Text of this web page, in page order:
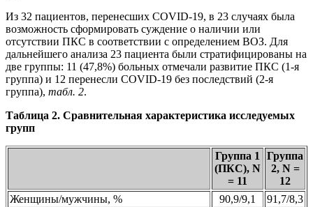
Из 32 пациентов, перенесших COVID-19, в 23 случаях была
возможность сформировать суждение о наличии или
отсутствии ПКС в соответствии с определением ВОЗ. Для
дальнейшего анализа 23 пациента были стратифицированы на
две группы: 11 (47,8%) больных отмечали развитие ПКС (1-я
группа) и 12 перенесли COVID-19 без последствий (2-я
группа), табл. 2.
Таблица 2. Сравнительная характеристика исследуемых
групп
Группа 1
(ПКС), N
= 11
Группа
2, N =
12
Женщины/мужчины, %
90,9/9,1 91,7/8,3